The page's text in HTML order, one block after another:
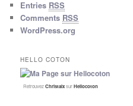
Entries RSS
Comments RSS
WordPress.org
HELLO COTON
RetrouvezChristalxsurHellocoton